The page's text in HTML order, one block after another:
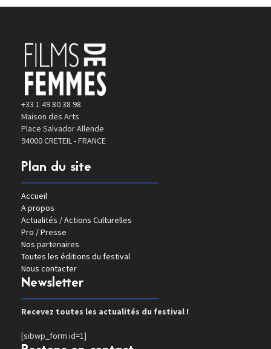
+33 1 49 80 38 98
Maison des Arts
Place Salvador Allende
94000 CRETEIL - FRANCE
Plan du site
Accueil
A propos
Actualités / Actions Culturelles
Pro / Presse
Nos partenaires
Toutes les éditions du festival
Nous contacter
Newsletter
Recevez toutes les actualités du festival !
[sibwp_form id=1]